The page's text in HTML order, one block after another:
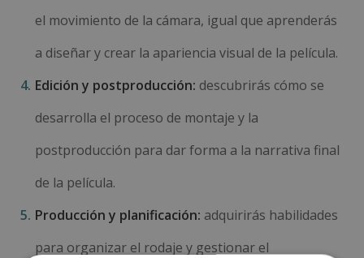
el movimiento de la cámara, igual que aprenderás
a diseñar y crear la apariencia visual de la película.
Edición y postproducción: descubrirás cómo se
desarrolla el proceso de montaje y la
postproducción para dar forma a la narrativa final
de la película.
Producción y planificación: adquirirás habilidades
para organizar el rodaje y gestionar el